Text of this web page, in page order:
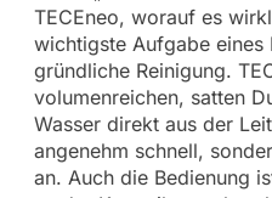
TECEneo, worauf es
wichtigste Aufgabe eines
gründliche Reinigung.
volumenreichen, satten
Wasser direkt aus der
angenehm schnell,
an. Auch die Bedienung